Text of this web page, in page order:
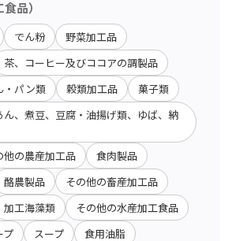
品）
でん粉 野菜加工品
茶、コーヒー及びココアの調製品
・パン類 穀類加工品 菓子類
ん、煮豆、豆腐・油揚げ類、ゆば、納
他の農産加工品 食肉製品
酪農製品 その他の畜産加工品
加工海藻類 その他の水産加工食品
プ スープ 食用油脂